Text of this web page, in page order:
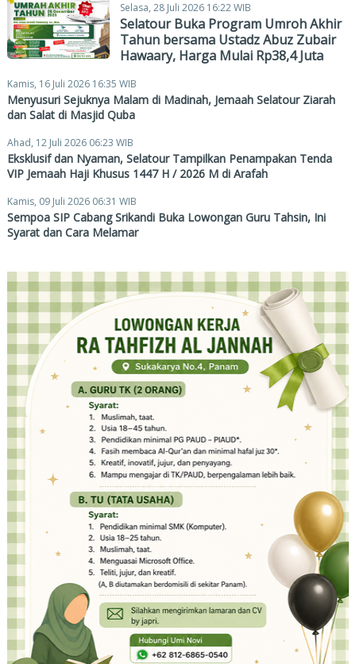
Selasa, 28 Juli 2026 16:22 WIB
Selatour Buka Program Umroh Akhir
Tahun bersama Ustadz Abuz Zubair
Hawaary, Harga Mulai Rp38,4 Juta
Kamis, 16 Juli 2026 16:35 WIB
Menyusuri Sejuknya Malam di Madinah, Jemaah Selatour Ziarah
dan Salat di Masjid Quba
Ahad, 12 Juli 2026 06:23 WIB
Eksklusif dan Nyaman, Selatour Tampilkan Penampakan Tenda
VIP Jemaah Haji Khusus 1447 H / 2026 M di Arafah
Kamis, 09 Juli 2026 06:31 WIB
Sempoa SIP Cabang Srikandi Buka Lowongan Guru Tahsin, Ini
Syarat dan Cara Melamar